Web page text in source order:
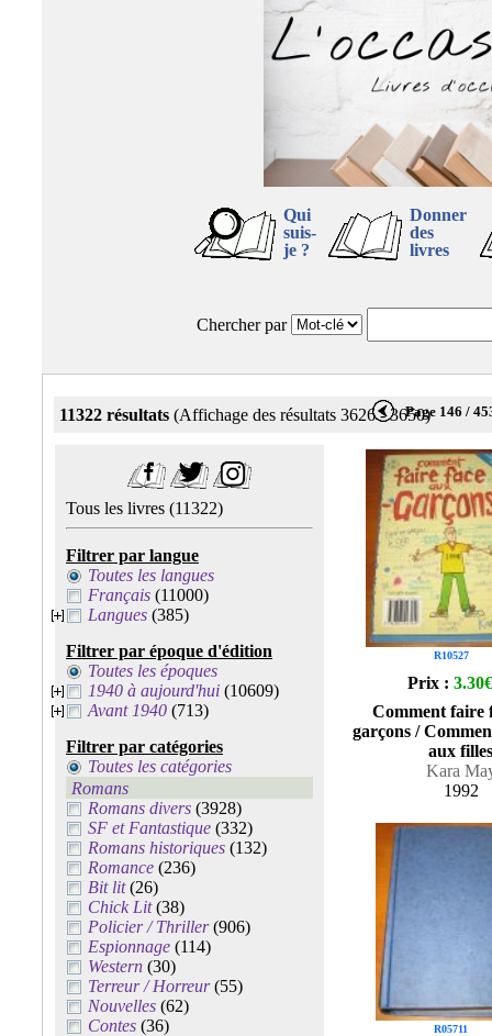
Qui
suis-
je ?
Donner
des
livres
Chercher par
11322 résultats (Affichage des résultats 3626 - 3650)Page 146 /
Tous les livres (11322)
Filtrer par langue
Toutes les langues
Français (11000)
Langues (385)
Filtrer par époque d'édition
Toutes les époques
1940 à aujourd'hui (10609)
Avant 1940 (713)
Filtrer par catégories
Toutes les catégories
Romans
Romans divers (3928)
SF et Fantastique (332)
Romans historiques (132)
Romance (236)
Bit lit(26)
Chick Lit(38)
Policier / Thriller(906)
Espionnage (114)
Western (30)
Terreur / Horreur(55)
Nouvelles (62)
Contes (36)
R10527
Prix : 3.30€
Comment faire
garçons /
aux filles
Kara
1992
R05711